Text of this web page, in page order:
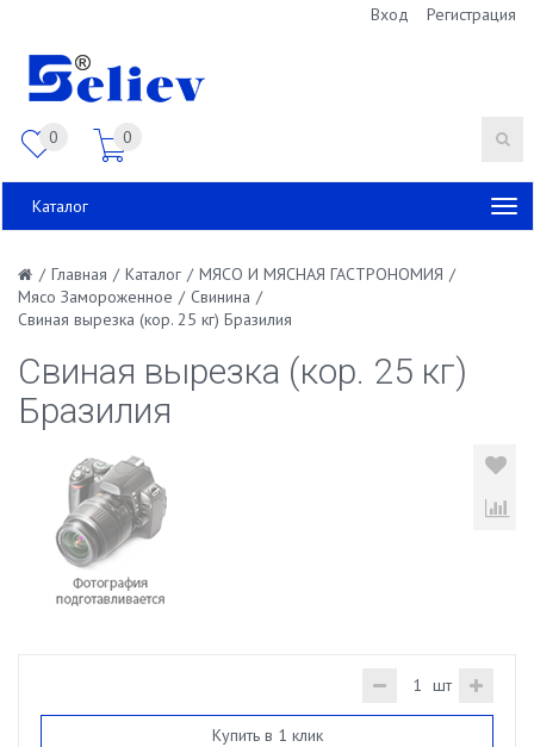
Вход Регистрация
0 0
Каталог
/ Главная / Каталог / МЯСО И МЯСНАЯ ГАСТРОНОМИЯ /
Мясо Замороженное / Свинина /
Свиная вырезка (кор. 25 кг) Бразилия
Свиная вырезка (кор. 25 кг)
Бразилия
шт
Купить в 1 клик